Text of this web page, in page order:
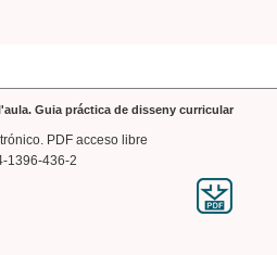
Guia práctica de disseny curricular
PDF acceso libre
1396-436-2